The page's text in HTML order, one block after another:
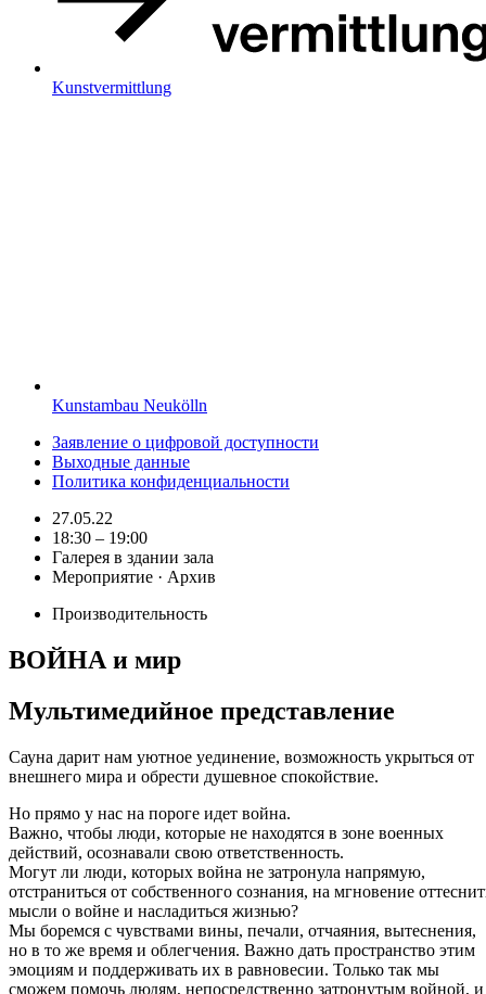
Kunstvermittlung
Kunstambau Neukölln
Заявление о цифровой доступности
Выходные данные
Политика конфиденциальности
27.05.22
18:30 – 19:00
Галерея в здании зала
Мероприятие · Архив
Производительность
ВОЙНА и мир
Мультимедийное представление
Сауна дарит нам уютное уединение, возможность укрыться от
внешнего мира и обрести душевное спокойствие.
Но прямо у нас на пороге идет война.
Важно, чтобы люди, которые не находятся в зоне военных
действий, осознавали свою ответственность.
Могут ли люди, которых война не затронула напрямую,
отстраниться от собственного сознания, на мгновение
мысли о войне и насладиться жизнью?
Мы боремся с чувствами вины, печали, отчаяния, вытеснения,
но в то же время и облегчения. Важно дать пространство этим
эмоциям и поддерживать их в равновесии. Только так мы
сможем помочь людям, непосредственно затронутым войной, и